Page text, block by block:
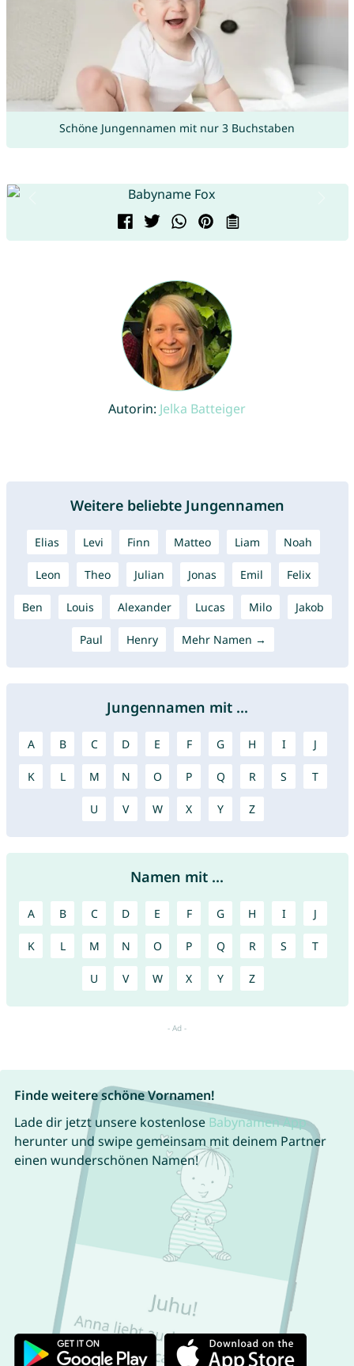
Schöne Jungennamen mit nur 3 Buchstaben
Autorin: Jelka Batteiger
Weitere beliebte Jungennamen
Elias Levi Finn Matteo Liam Noah
Leon Theo Julian Jonas Emil Felix
Ben Louis Alexander Lucas Milo Jakob
Paul Henry Mehr Namen →
Jungennamen mit ...
A B C D E F G H I J
K L M N O P Q R S T
U V W X Y Z
Namen mit ...
A B C D E F G H I J
K L M N O P Q R S T
U V W X Y Z
Finde weitere schöne Vornamen!
Lade dir jetzt unsere kostenlose Babynamen App
herunter und swipe gemeinsam mit deinem Partner
einen wunderschönen Namen!